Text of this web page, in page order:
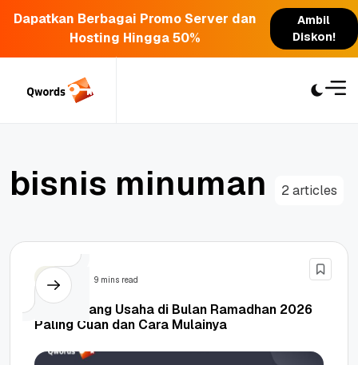
Dapatkan Berbagai Promo Server dan
Hosting Hingga 50%
Ambil
Diskon!
bisnis minuman 2 articles
Bisnis 9 mins read
22+ Peluang Usaha di Bulan Ramadhan 2026
Paling Cuan dan Cara Mulainya